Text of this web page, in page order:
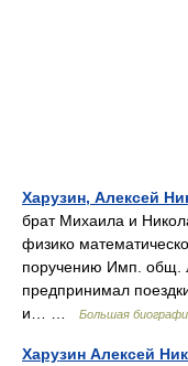
Харузин, Алексей
брат Михаила и
физико
поручению Имп. общ.
предпринимал
и… …
Большая
Харузин Алексей